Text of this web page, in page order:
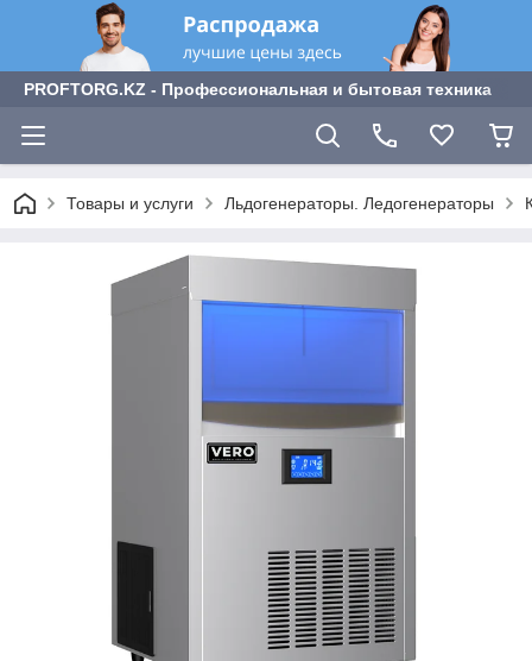
PROFTORG.KZ - Профессиональная и бытовая техника
Товары и услуги Льдогенераторы. Ледогенераторы